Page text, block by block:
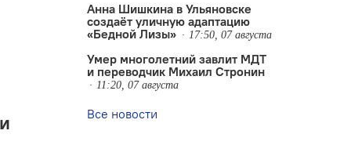
Анна Шишкина в Ульяновске
создаëт уличную адаптацию
«Бедной Лизы»
17:50, 07 августа
Умер многолетний завлит МДТ
и переводчик Михаил Стронин
11:20, 07 августа
Все новости